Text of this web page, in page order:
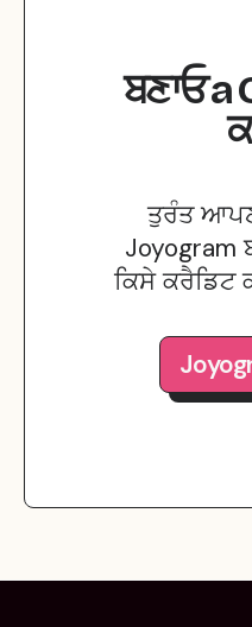
ਬਣਾਓa
ਤੁਰੰਤ
Joyogram
ਕਿਸੇ ਕਰੈਡਿਟ